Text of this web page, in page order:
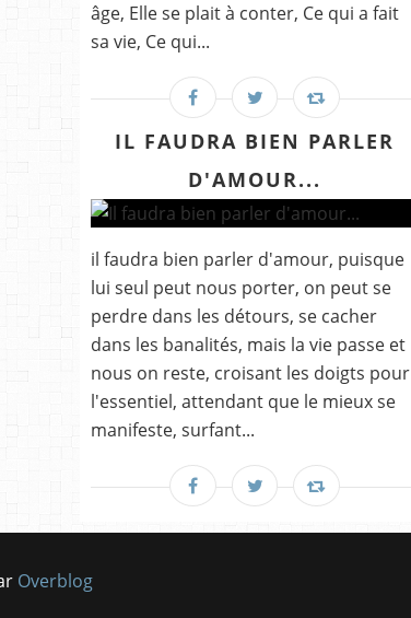
âge, Elle se plait à conter, Ce qui a fait
sa vie, Ce qui...
IL FAUDRA BIEN PARLER
D'AMOUR...
il faudra bien parler d'amour, puisque
lui seul peut nous porter, on peut se
perdre dans les détours, se cacher
dans les banalités, mais la vie passe et
nous on reste, croisant les doigts pour
l'essentiel, attendant que le mieux se
manifeste, surfant...
Overblog